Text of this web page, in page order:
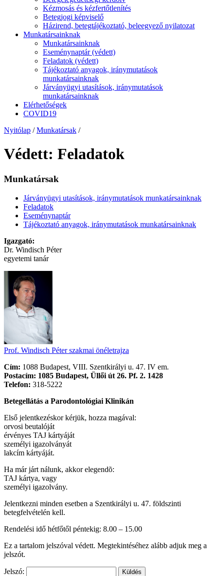
Kézmosás és kézfertőtlenítés
Betegjogi képviselő
Házirend, betegtájékoztató, beleegyező nyilatozat
Munkatársainknak
Munkatársainknak
Eseménynaptár (védett)
Feladatok (védett)
Tájékoztató anyagok, iránymutatások
munkatársainknak
Járványügyi utasítások, iránymutatások
munkatársainknak
Elérhetőségek
COVID19
Nyitólap / Munkatársak /
Védett: Feladatok
Munkatársak
Járványügyi utasítások, iránymutatások munkatársainknak
Feladatok
Eseménynaptár
Tájékoztató anyagok, iránymutatások munkatársainknak
Igazgató:
Dr. Windisch Péter
egyetemi tanár
Prof. Windisch Péter szakmai önéletrajza
Cím: 1088 Budapest, VIII. Szentkirályi u. 47. IV em.
Postacím: 1085 Budapest, Üllői út 26. Pf. 2. 1428
Telefon: 318-5222
Betegellátás a Parodontológiai Klinikán
Első jelentkezéskor kérjük, hozza magával:
orvosi beutalóját
érvényes TAJ kártyáját
személyi igazolványát
lakcím kártyáját.
Ha már járt nálunk, akkor elegendõ:
TAJ kártya, vagy
személyi igazolvány.
Jelentkezni minden esetben a Szentkirályi u. 47. földszinti
betegfelvételén kell.
Rendelési idő hétfőtől péntekig: 8.00 – 15.00
Ez a tartalom jelszóval védett. Megtekintéséhez alább adjuk meg a
jelszót.
Jelszó: